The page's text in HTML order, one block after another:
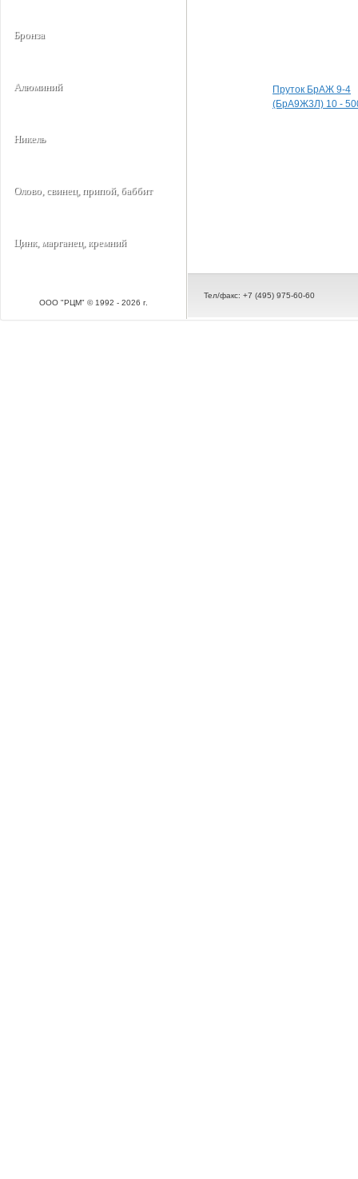
Бронза
Алюминий
Никель
Олово, свинец, припой, баббит
Цинк, марганец, кремний
ООО "РЦМ" © 1992 - 2026 г.
Пруток БрАЖ 9-4
(БрА9Ж3Л) 10 -
Тел/факс: +7 (495) 975-60-60